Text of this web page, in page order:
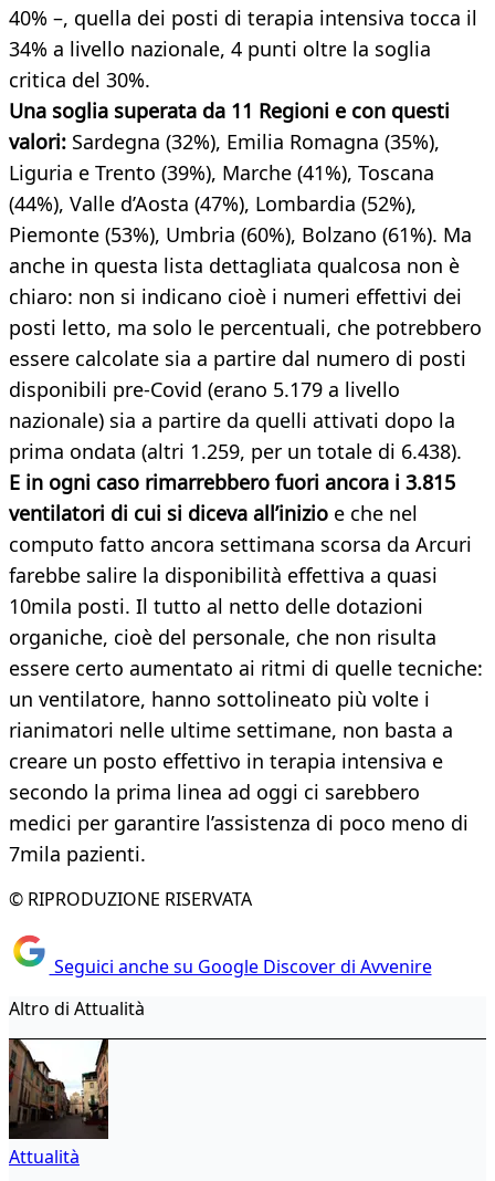
40% –, quella dei posti di terapia intensiva tocca il
34% a livello nazionale, 4 punti oltre la soglia
critica del 30%.
Una soglia superata da 11 Regioni e con questi
valori: Sardegna (32%), Emilia Romagna (35%),
Liguria e Trento (39%), Marche (41%), Toscana
(44%), Valle d’Aosta (47%), Lombardia (52%),
Piemonte (53%), Umbria (60%), Bolzano (61%). Ma
anche in questa lista dettagliata qualcosa non è
chiaro: non si indicano cioè i numeri effettivi dei
posti letto, ma solo le percentuali, che potrebbero
essere calcolate sia a partire dal numero di posti
disponibili pre-Covid (erano 5.179 a livello
nazionale) sia a partire da quelli attivati dopo la
prima ondata (altri 1.259, per un totale di 6.438).
E in ogni caso rimarrebbero fuori ancora i 3.815
ventilatori di cui si diceva all’inizio e che nel
computo fatto ancora settimana scorsa da Arcuri
farebbe salire la disponibilità effettiva a quasi
10mila posti. Il tutto al netto delle dotazioni
organiche, cioè del personale, che non risulta
essere certo aumentato ai ritmi di quelle tecniche:
un ventilatore, hanno sottolineato più volte i
rianimatori nelle ultime settimane, non basta a
creare un posto effettivo in terapia intensiva e
secondo la prima linea ad oggi ci sarebbero
medici per garantire l’assistenza di poco meno di
7mila pazienti.
© RIPRODUZIONE RISERVATA
Seguici anche su Google Discover di Avvenire
Altro di Attualità
Attualità